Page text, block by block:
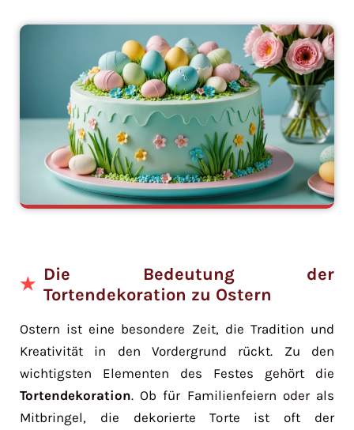
Die Bedeutung der
Tortendekoration zu Ostern
Ostern ist eine besondere Zeit, die Tradition und
Kreativität in den Vordergrund rückt. Zu den
wichtigsten Elementen des Festes gehört die
Tortendekoration. Ob für Familienfeiern oder als
Mitbringel, die dekorierte Torte ist oft der